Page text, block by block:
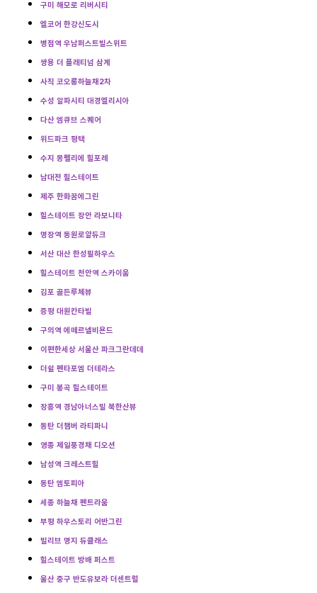
구미 해모로 리버시티
엘코어 한강신도시
병점역 우남퍼스트빌스위트
쌍용 더 플래티넘 삼계
사직 코오롱하늘채2차
수성 알파시티 대경엘리시아
다산 엠큐브 스퀘어
위드파크 평택
수지 몽펠리에 힐포레
남대전 힐스테이트
제주 한화꿈에그린
힐스테이트 장안 라보니타
명장역 동원로얄듀크
서산 대산 한성필하우스
힐스테이트 천안역 스카이움
김포 골든루체뷰
증평 대원칸타빌
구의역 에떼르넬비욘드
이편한세상 서울산 파크그란데데
더쉴 펜타포엠 더테라스
구미 봉곡 힐스테이트
장흥역 경남아너스빌 북한산뷰
동탄 더챔버 라티파니
영종 제일풍경채 디오션
남성역 크레스트힐
동탄 엠토피아
세종 하늘채 펜트라움
부평 하우스토리 어반그린
빌리브 명지 듀클래스
힐스테이트 방배 퍼스트
울산 중구 반도유보라 더센트럴